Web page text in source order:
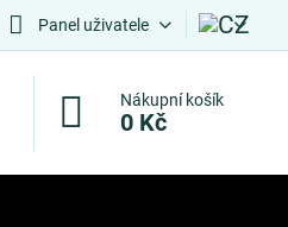
Panel uživatele
Nákupní košík
0 Kč